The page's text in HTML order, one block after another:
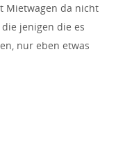
Mietwagen da nicht
jenigen die es
nur eben etwas